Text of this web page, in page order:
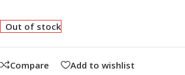
Out of stock
Compare Add to wishlist